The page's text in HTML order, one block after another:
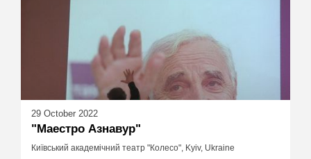
29 October 2022
"Маестро Азнавур"
Київський академічний театр "Колесо", Kyiv, Ukraine